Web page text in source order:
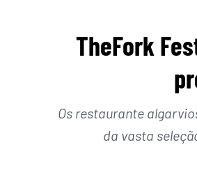
TheFork
Os restaurante
da vasta